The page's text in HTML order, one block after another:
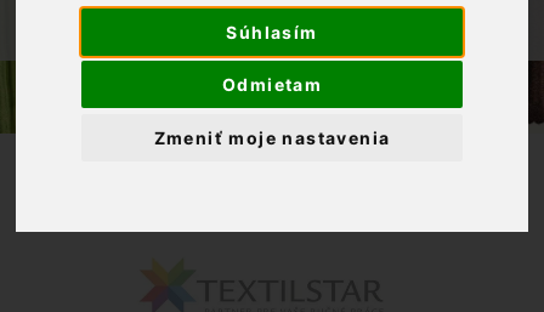
Súhlasím
Odmietam
Zmeniť moje nastavenia
MULINKY NA VYŠÍVANIE DMC 3848 -
ZELENÁ